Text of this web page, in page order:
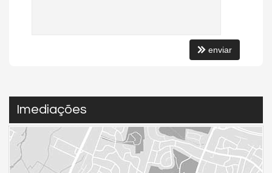
enviar
Imediações